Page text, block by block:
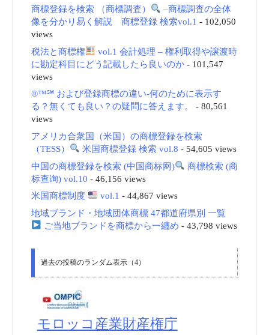
商標登録を検索 （商標調査）
–商標調査の全体
像を分かり易く解説 商標登録 検索vol.1 - 102,050
views
税法と商標権
vol.1 会計処理 – 権利取得や譲渡時
に勘定科目にどう記載したら良いのか- 101,547
views
®™℠ および登録商標の違い-何のために表示す
る？無くても良い？の疑問に答えます。
- 80,561
views
アメリカ合衆国（米国）の商標登録を検索
（TESS）
米国商標登録 検索 vol.8 - 54,605 views
中国の商標登録を検索 (中国商标网)
商標検索 (商
标查询) vol.10 - 46,156 views
米国商標制度
vol.1 - 44,867 views
地域ブランド・地域団体商標 47都道府県別 一覧
ご当地ブランドを商標から一纏め - 43,798 views
過去の投稿のランダム表示（4）
モロッコ産業財産権庁